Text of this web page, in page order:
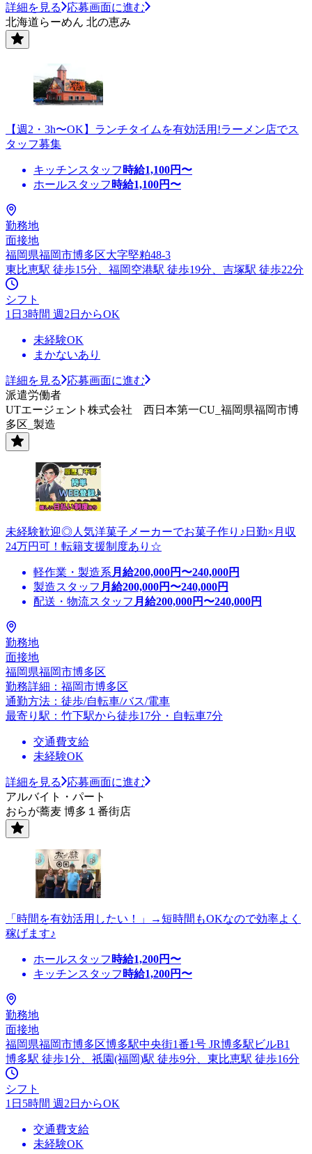
詳細を見る
応募画面に進む
北海道らーめん 北の恵み
【週2・3h〜OK】ランチタイムを有効活用!ラーメン店でス
タッフ募集
キッチンスタッフ 時給1,100円〜
ホールスタッフ 時給1,100円〜
勤務地
面接地
福岡県福岡市博多区大字堅粕48-3
東比恵駅 徒歩15分、福岡空港駅 徒歩19分、吉塚駅 徒歩22分
シフト
1日3時間 週2日からOK
未経験OK
まかないあり
詳細を見る
応募画面に進む
派遣労働者
UTエージェント株式会社 西日本第一CU_福岡県福岡市博
多区_製造
未経験歓迎◎人気洋菓子メーカーでお菓子作り♪日勤×月収
24万円可！転籍支援制度あり☆
軽作業・製造系 月給200,000円〜240,000円
製造スタッフ 月給200,000円〜240,000円
配送・物流スタッフ 月給200,000円〜240,000円
勤務地
面接地
福岡県福岡市博多区
勤務詳細：福岡市博多区
通勤方法：徒歩/自転車/バス/電車
最寄り駅：竹下駅から徒歩17分・自転車7分
交通費支給
未経験OK
詳細を見る
応募画面に進む
アルバイト・パート
おらが蕎麦 博多１番街店
「時間を有効活用したい！」→短時間もOKなので効率よく
稼げます♪
ホールスタッフ 時給1,200円〜
キッチンスタッフ 時給1,200円〜
勤務地
面接地
福岡県福岡市博多区博多駅中央街1番1号 JR博多駅ビルB1
博多駅 徒歩1分、祇園(福岡)駅 徒歩9分、東比恵駅 徒歩16分
シフト
1日5時間 週2日からOK
交通費支給
未経験OK